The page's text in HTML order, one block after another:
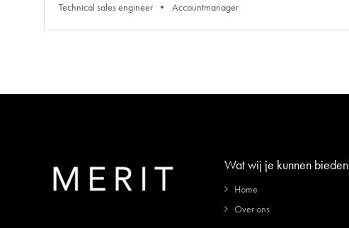
Technical sales engineer
Accountmanager
Wat wij je kunnen bieden
Home
Over ons